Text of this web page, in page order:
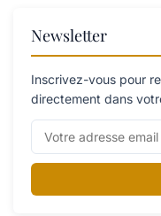
Newsletter
Inscrivez-vous pour
directement dans